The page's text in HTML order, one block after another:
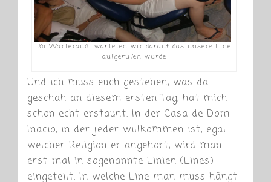
Im Warteraum warteten wir darauf das unsere Line
aufgerufen wurde
Und ich muss euch gestehen, was da
geschah an diesem ersten Tag, hat mich
schon echt erstaunt. In der Casa de Dom
Inacio, in der jeder willkommen ist, egal
welcher Religion er angehört, wird man
erst mal in sogenannte Linien (Lines)
eingeteilt. In welche Line man muss hängt